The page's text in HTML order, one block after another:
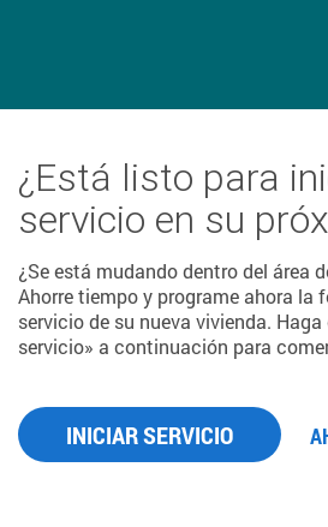
¿Está listo para
servicio en su
¿Se está mudando dentro del área
Ahorre tiempo y programe ahora la
servicio de su nueva vivienda.
servicio» a continuación para
INICIAR SERVICIO